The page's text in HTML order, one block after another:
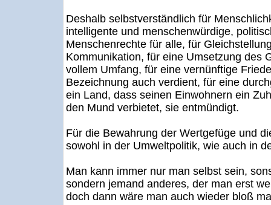
Deshalb selbstverständlich für
intelligente und menschenwürdige,
Menschenrechte für alle, für
Kommunikation, für eine Umsetzung des
vollem Umfang, für eine vernünftige
Bezeichnung auch verdient, für eine
ein Land, dass seinen Einwohnern ein
den Mund verbietet, sie entmündigt.
Für die Bewahrung der Wertgefüge und
sowohl in der Umweltpolitik, wie auch in
Man kann immer nur man selbst sein,
sondern jemand anderes, der man erst
doch dann wäre man auch wieder bloß